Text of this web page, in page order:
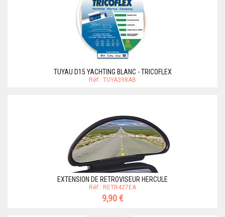
TUYAU D15 YACHTING BLANC - TRICOFLEX
Réf.: TUYA398AB
EXTENSION DE RETROVISEUR HERCULE
Réf.: RETR427EA
9,90 €